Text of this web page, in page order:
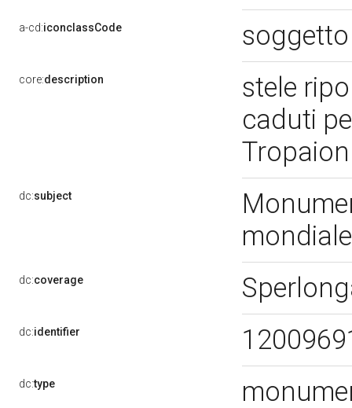
a-cd:iconclassCode
core:description
stele
caduti
dc:subject
dc:coverage
dc:identifier
dc:type